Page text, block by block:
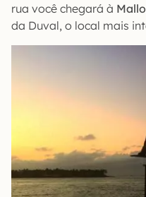
rua você chegará à
da Duval, o local mais